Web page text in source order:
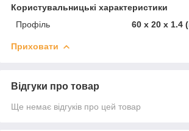
Користувальницькі характеристики
Профіль
60 х 20 х 1.4
Приховати
Відгуки про товар
Ще немає відгуків про цей товар